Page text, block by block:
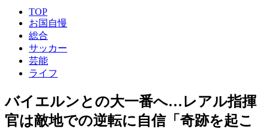
TOP
お国自慢
総合
サッカー
芸能
ライフ
バイエルンとの大一番へ…レアル指揮
官は敵地での逆転に自信「奇跡を起こ